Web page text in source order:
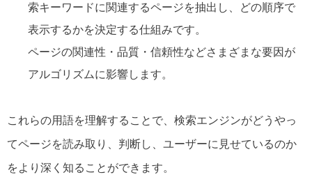
索キーワードに関連するページを抽出し、どの順序で
表示するかを決定する仕組みです。
ページの関連性・品質・信頼性などさまざまな要因が
アルゴリズムに影響します。
これらの用語を理解することで、検索エンジンがどうやっ
てページを読み取り、判断し、ユーザーに見せているのか
をより深く知ることができます。